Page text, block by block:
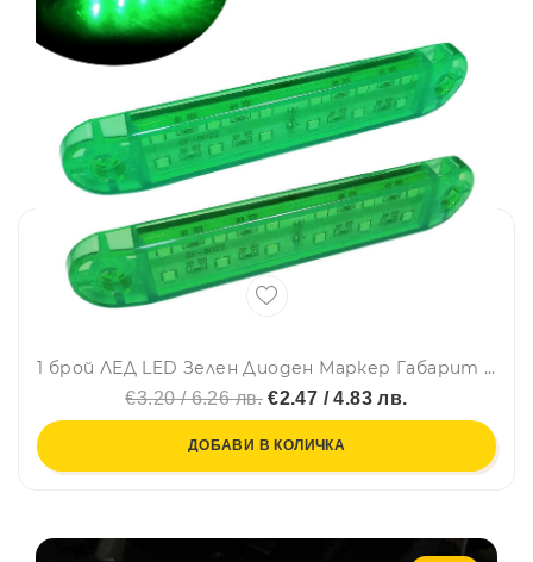
1 брой ЛЕД LED Зелен Диоден Маркер Габарит Токос със 12 светодиода за камион ремарке бус ван каравана платформа 12V
€3.20 / 6.26 лв.€2.47 / 4.83 лв.
ДОБАВИ В КОЛИЧКА